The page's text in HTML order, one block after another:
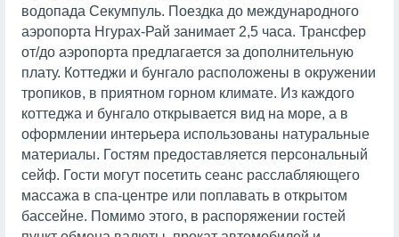
водопада Секумпуль. Поездка до международного
аэропорта Нгурах-Рай занимает 2,5 часа. Трансфер
от/до аэропорта предлагается за дополнительную
плату. Коттеджи и бунгало расположены в окружении
тропиков, в приятном горном климате. Из каждого
коттеджа и бунгало открывается вид на море, а в
оформлении интерьера использованы натуральные
материалы. Гостям предоставляется персональный
сейф. Гости могут посетить сеанс расслабляющего
массажа в спа-центре или поплавать в открытом
бассейне. Помимо этого, в распоряжении гостей